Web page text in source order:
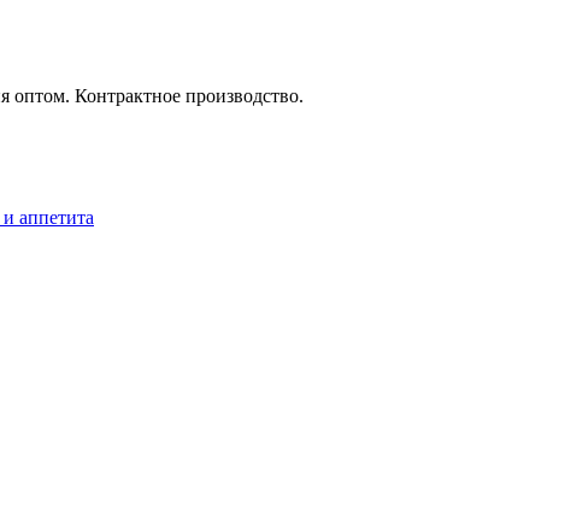
Контрактное производство.
аппетита